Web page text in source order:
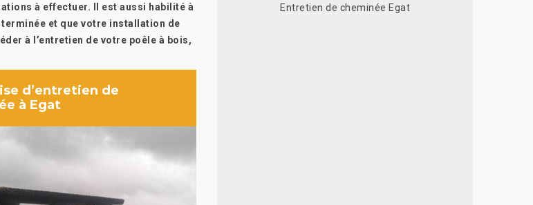
à effectuer. Il est aussi habilité à
et que votre installation de
à l’entretien de votre poêle à bois,
d’entretien de
à Egat
Entretien de cheminée Egat